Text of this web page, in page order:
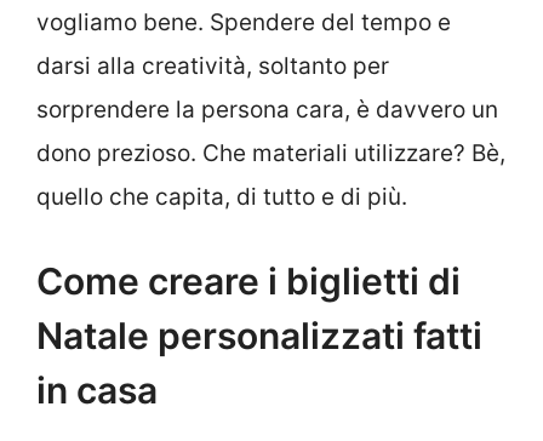
vogliamo bene. Spendere del tempo e
darsi alla creatività, soltanto per
sorprendere la persona cara, è davvero un
dono prezioso. Che materiali utilizzare? Bè,
quello che capita, di tutto e di più.
Come creare i biglietti di
Natale personalizzati fatti
in casa